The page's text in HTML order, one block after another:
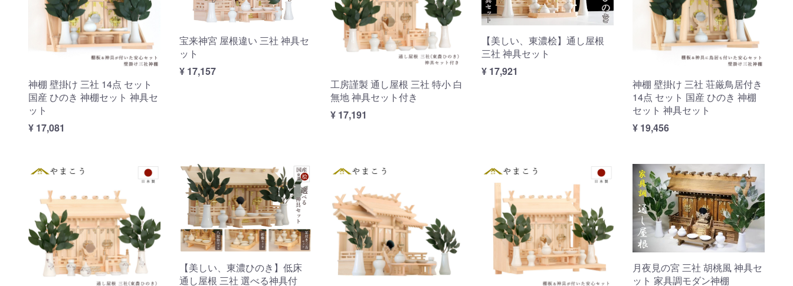
神棚 壁掛け 三社 14点 セット
国産 ひのき 神棚セット 神具セ
ット
¥ 17,081
宝来神宮 屋根違い 三社 神具セ
ット
¥ 17,157
工房謹製 通し屋根 三社 特小 白
無地 神具セット付き
¥ 17,191
【美しい、東濃桧】通し屋根
三社 神具セット
¥ 17,921
神棚 壁掛け 三社 荘厳鳥居付き
14点 セット 国産 ひのき 神棚
セット 神具セット
¥ 19,456
【美しい、東濃ひのき】低床
通し屋根 三社 選べる神具付
月夜見の宮 三社 胡桃風 神具セ
ット 家具調モダン神棚